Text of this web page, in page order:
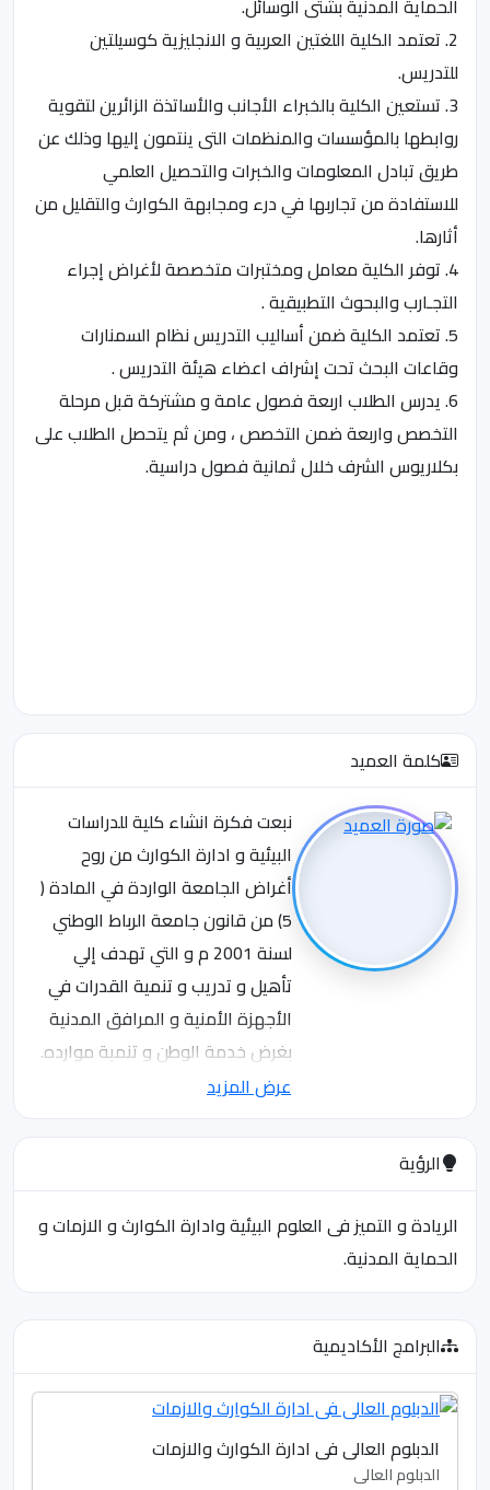
الحماية المدنية بشتى الوسائل.
2. تعتمد الكلية اللغتين العربية و الانجليزية كوسيلتين
للتدريس.
3. تستعين الكلية بالخبراء الأجانب والأساتذة الزائرين لتقوية
روابطها بالمؤسسات والمنظمات التى ينتمون إليها وذلك عن
طريق تبادل المعلومات والخبرات والتحصيل العلمي
للاستفادة من تجاربها في درء ومجابهة الكوارث والتقليل من
أثارها.
4. توفر الكلية معامل ومختبرات متخصصة لأغراض إجراء
التجـارب والبحوث التطبيقية .
5. تعتمد الكلية ضمن أساليب التدريس نظام السمنارات
وقاعات البحث تحت إشراف اعضاء هيئة التدريس .
6. يدرس الطلاب اربعة فصول عامة و مشتركة قبل مرحلة
التخصص واربعة ضمن التخصص ، ومن ثم يتحصل الطلاب على
بكلاريوس الشرف خلال ثمانية فصول دراسية.
كلمة العميد
نبعت فكرة انشاء كلية للدراسات
البيئية و ادارة الكوارث من روح
أغراض الجامعة الواردة في المادة (
5) من قانون جامعة الرباط الوطني
لسنة 2001 م و التي تهدف إلي
تأهيل و تدريب و تنمية القدرات في
الأجهزة الأمنية و المرافق المدنية
بغرض خدمة الوطن و تنمية موارده.
انشئت الكلية بموجب قرار السيد /
مدير جامعة الرباط الوطني رقم (97)
إن إنشاء مثل هذه الكلية الفريدة
والمتميزة من نوعها على مستوى
السودان والوطن العربي وافريقيا
وللمجتمع الخارجي، كونها المسئولة
العديد من التخصصات التي تخدم
المجتمع في شتى المجالات، وتشمل
ادارة مخاطر الكوارث، ادارة
عرض المزيد
الرؤية
الريادة و التميز فى العلوم البيئية وادارة الكوارث و الازمات و
الحماية المدنية.
البرامج الأكاديمية
الدبلوم العالى فى ادارة الكوارث والازمات
الدبلوم العالى